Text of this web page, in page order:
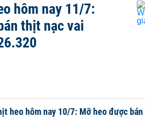
hôm nay 11/7:
thịt nạc vai
heo hôm nay 10/7: Mỡ heo được